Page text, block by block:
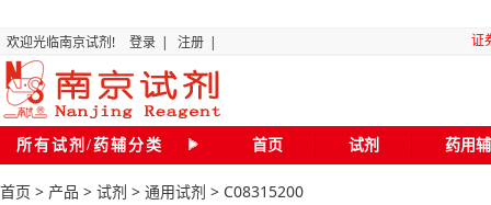
“关于
欢迎光临南京试剂! 登录 | 注册 | 证
所有试剂/药辅分类 首页 试剂 药用
首页 > 产品 > 试剂 > 通用试剂 > C08315200